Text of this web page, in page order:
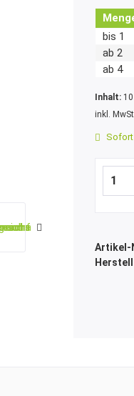
bis 1
ab 2
ab 4
Inhalt:
inkl.
Sofort
Artikel-